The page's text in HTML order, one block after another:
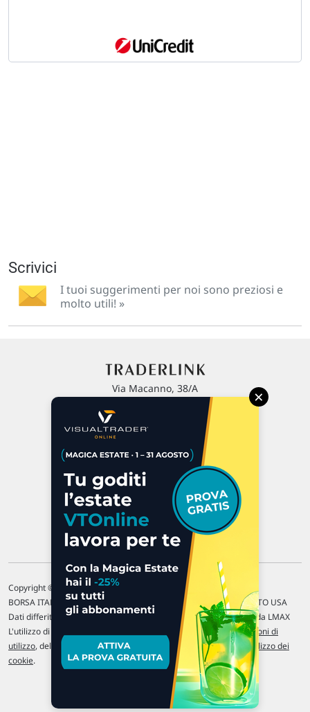
Scrivici
I tuoi suggerimenti per noi sono preziosi e
molto utili! »
Via Macanno, 38/A
P.IVA 02 452 460 401
Chi siamo
Commenti e segnalazioni
Contattaci
Copyright © 1996-2026 Traderlink Italia s.r.l.
BORSA ITALIANA Quotazioni di borsa differite di 15 min. / MERCATO USA
Dati differiti di 15 min. (fonte Intrinio) / FOREX Quotazioni fornite da LMAX
L'utilizzo di questo sito implica l'accettazione delle nostre Condizioni di
utilizzo, del Disclaimer MAR, delle Politiche sulla privacye dell' Utilizzo dei
cookie.
×